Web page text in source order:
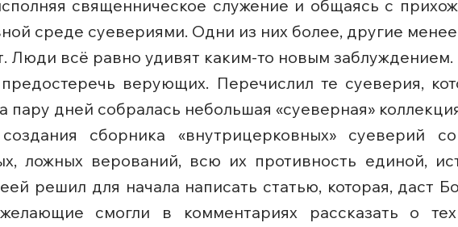
священническое служение и общаясь с
среде суевериями. Одни из них более, другие
Люди всё равно удивят каким-то новым заблуждением.
верующих. Перечислил те суеверия,
пару дней собралась небольшая «суеверная»
сборника «внутрицерковных» суеверий
ложных верований, всю их противность единой,
решил для начала написать статью, которая, даст
смогли в комментариях рассказать о